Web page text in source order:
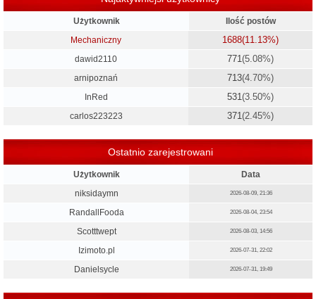
Użytkownik
Ilość postów
Mechaniczny
1688(11.13%)
dawid2110 771(5.08%)
arnipoznań 713(4.70%)
InRed 531(3.50%)
carlos223223 371(2.45%)
Ostatnio zarejestrowani
Użytkownik
Data
niksidaymn
2026-08-09, 21:36
RandallFooda 2026-08-04, 23:54
Scotttwept 2026-08-03, 14:56
Izimoto.pl 2026-07-31, 22:02
Danielsycle 2026-07-31, 19:49